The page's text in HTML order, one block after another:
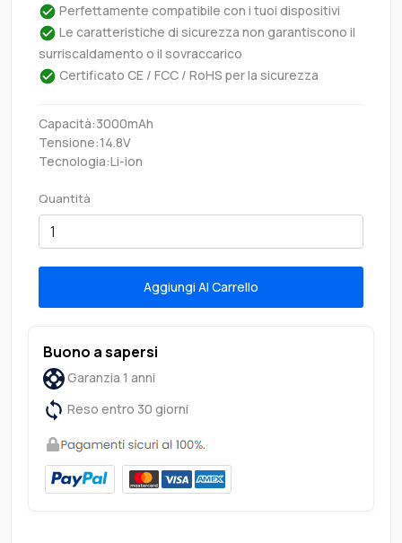
Perfettamente compatibile con i tuoi dispositivi
Le caratteristiche di sicurezza non garantiscono il
surriscaldamento o il sovraccarico
Certificato CE / FCC / RoHS per la sicurezza
Capacità:3000mAh
Tensione:14.8V
Tecnologia:Li-ion
Quantità
Aggiungi Al Carrello
Buono a sapersi
Garanzia 1 anni
Reso entro 30 giorni